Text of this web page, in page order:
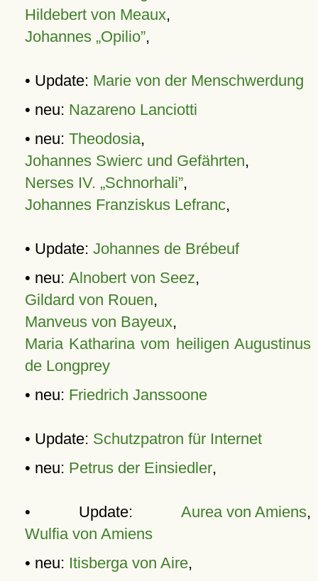
Hildebert von Meaux,
Johannes „Opilio”,
• Update: Marie von der Menschwerdung
• neu: Nazareno Lanciotti
• neu: Theodosia,
Johannes Swierc und Gefährten,
Nerses IV. „Schnorhali”,
Johannes Franziskus Lefranc,
• Update: Johannes de Brébeuf
• neu: Alnobert von Seez,
Gildard von Rouen,
Manveus von Bayeux,
Maria Katharina vom heiligen Augustinus
de Longprey
• neu: Friedrich Janssoone
• Update: Schutzpatron für Internet
• neu: Petrus der Einsiedler,
• Update: Aurea von Amiens,
Wulfia von Amiens
• neu: Itisberga von Aire,